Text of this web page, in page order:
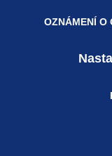
OZNÁMENÍ O